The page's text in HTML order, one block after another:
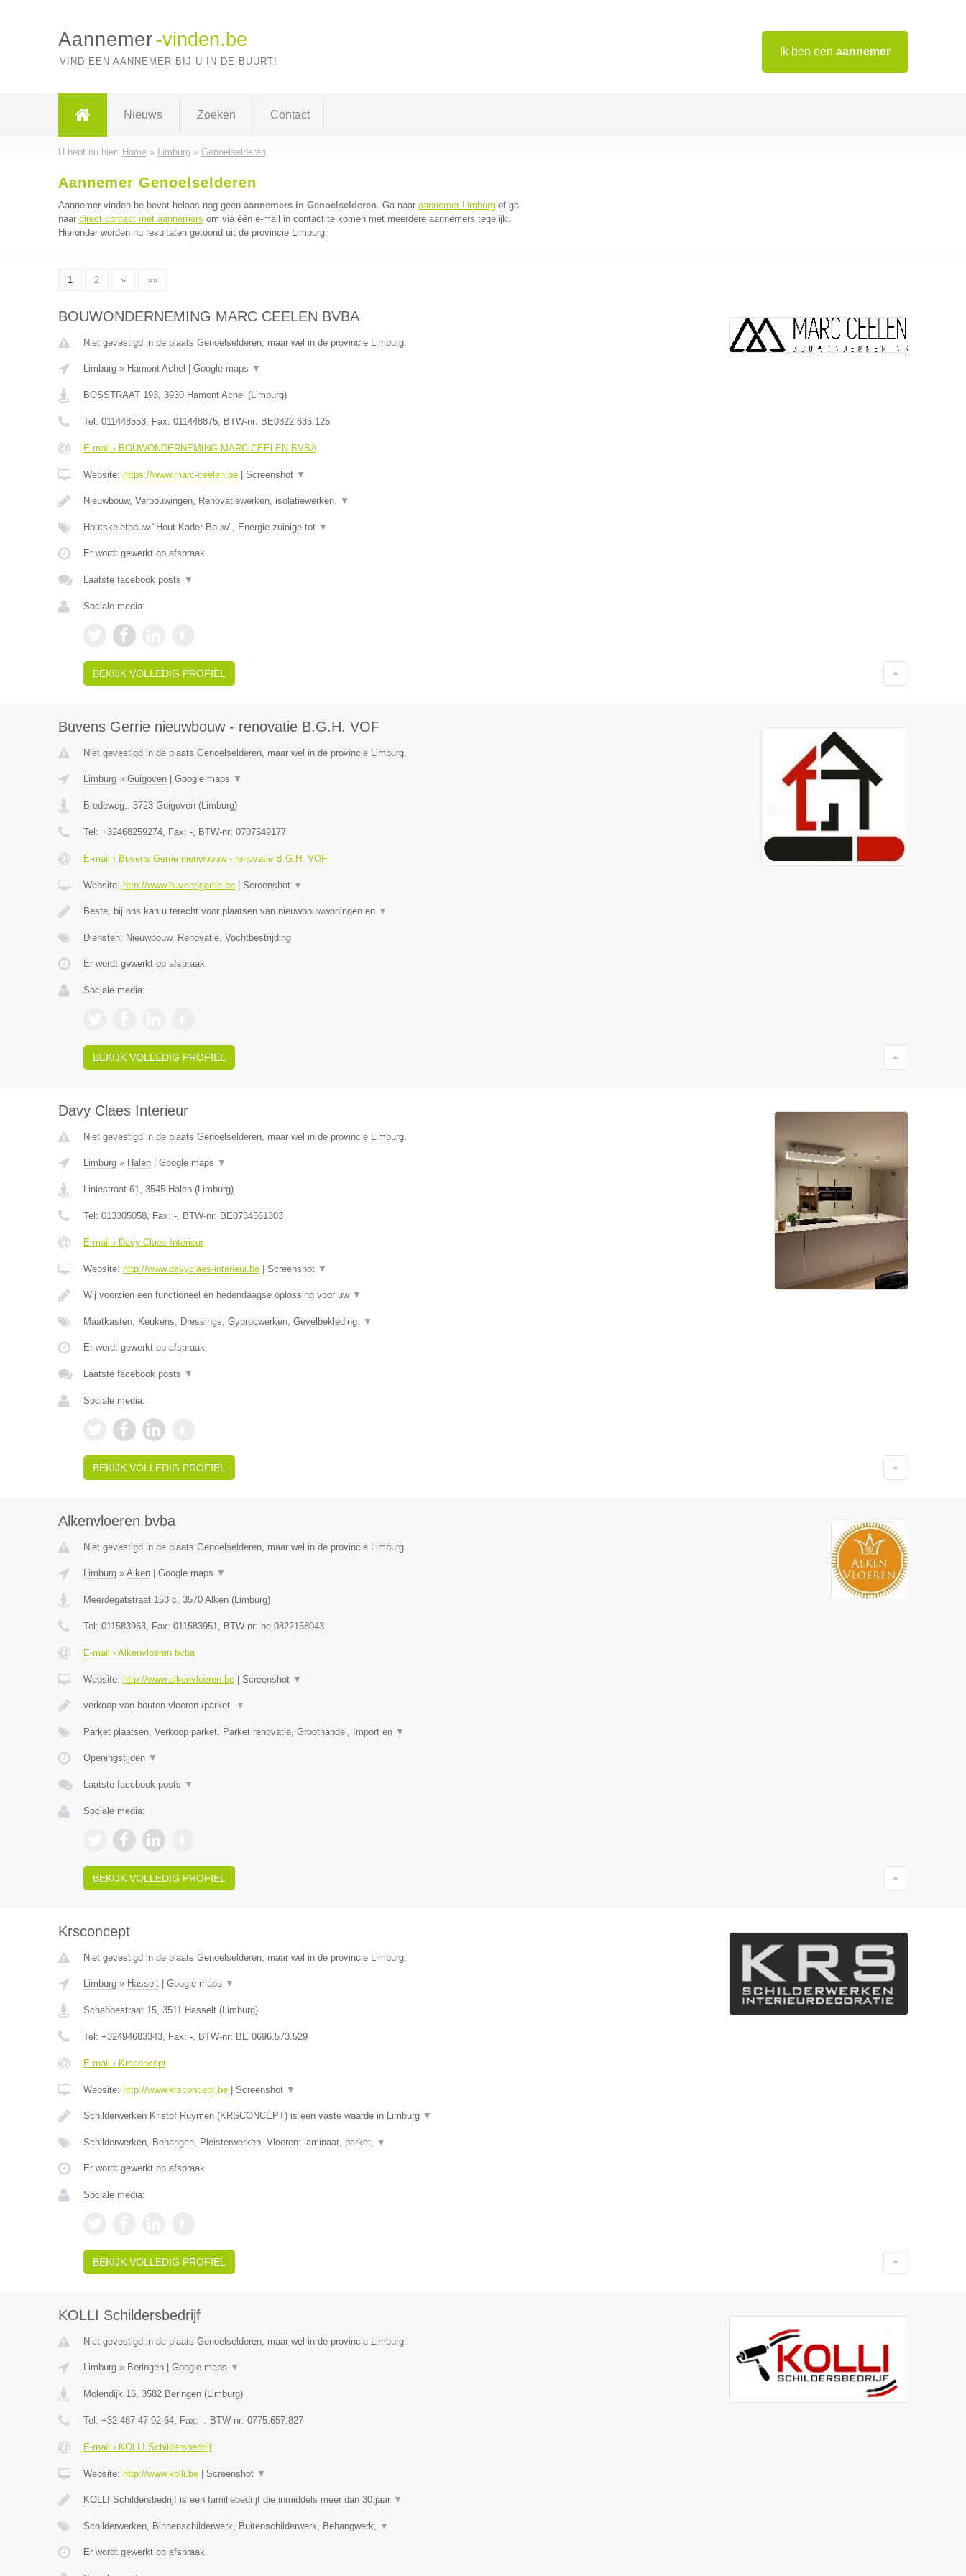
Ik ben een aannemer
Aannemer -vinden.be
VIND EEN AANNEMER BIJ U IN DE BUURT!
Nieuws Zoeken Contact
U bent nu hier: Home» Limburg» Genoelselderen
Aannemer Genoelselderen
Aannemer-vinden.be bevat helaas nog geen aannemers in Genoelselderen. Ga naar aannemer Limburgof ga
naar direct contact met aannemers om via één e-mail in contact te komen met meerdere aannemers tegelijk.
Hieronder worden nu resultaten getoond uit de provincie Limburg.
1 2 » »»
BOUWONDERNEMING MARC CEELEN BVBA
Niet gevestigd in de plaats Genoelselderen, maar wel in de provincie Limburg.
Limburg» Hamont Achel Google maps ▼
BOSSTRAAT 193, 3930 Hamont Achel (Limburg)
Tel: 011448553, Fax: 011448875, BTW-nr: BE0822.635.125
E-mail › BOUWONDERNEMING MARC CEELEN BVBA
Website: https://www.marc-ceelen.be| Screenshot ▼
Nieuwbouw, Verbouwingen, Renovatiewerken, isolatiewerken. ▼
Houtskeletbouw "Hout Kader Bouw", Energie zuinige tot ▼
Er wordt gewerkt op afspraak.
Laatste facebook posts ▼
Sociale media:
BEKIJK VOLLEDIG PROFIEL
Buvens Gerrie nieuwbouw - renovatie B.G.H. VOF
Niet gevestigd in de plaats Genoelselderen, maar wel in de provincie Limburg.
Limburg» Guigoven| Google maps ▼
Bredeweg,, 3723 Guigoven(Limburg)
Tel: +32468259274, Fax: -, BTW-nr: 0707549177
E-mail › Buvens Gerrie nieuwbouw - renovatie B.G.H. VOF
Website: http://www.buvensgerrie.be| Screenshot ▼
Beste, bij ons kan u terecht voor plaatsen van nieuwbouwwoningen en ▼
Diensten: Nieuwbouw, Renovatie, Vochtbestrijding
Er wordt gewerkt op afspraak.
Sociale media:
BEKIJK VOLLEDIG PROFIEL
Davy Claes Interieur
Niet gevestigd in de plaats Genoelselderen, maar wel in de provincie Limburg.
Limburg» Halen| Google maps ▼
Liniestraat 61, 3545 Halen(Limburg)
Tel: 013305058, Fax: -, BTW-nr: BE0734561303
E-mail › Davy Claes Interieur
Website: http://www.davyclaes-interieur.be| Screenshot ▼
Wij voorzien een functioneel en hedendaagse oplossing voor uw ▼
Maatkasten, Keukens, Dressings, Gyprocwerken, Gevelbekleding, ▼
Er wordt gewerkt op afspraak.
Laatste facebook posts ▼
Sociale media:
BEKIJK VOLLEDIG PROFIEL
Alkenvloeren bvba
Niet gevestigd in de plaats Genoelselderen, maar wel in de provincie Limburg.
Limburg» Alken| Google maps ▼
Meerdegatstraat 153 c, 3570 Alken(Limburg)
Tel: 011583963, Fax: 011583951, BTW-nr: be 0822158043
E-mail › Alkenvloeren bvba
Website: http://www.alkenvloeren.be| Screenshot ▼
verkoop van houten vloeren /parket. ▼
Parket plaatsen, Verkoop parket, Parket renovatie, Groothandel, Import en ▼
Openingstijden ▼
Laatste facebook posts ▼
Sociale media:
BEKIJK VOLLEDIG PROFIEL
Krsconcept
Niet gevestigd in de plaats Genoelselderen, maar wel in de provincie Limburg.
Limburg» Hasselt| Google maps ▼
Schabbestraat 15, 3511 Hasselt(Limburg)
Tel: +32494683343, Fax: -, BTW-nr: BE 0696.573.529
E-mail › Krsconcept
Website: http://www.krsconcept.be| Screenshot ▼
Schilderwerken Kristof Ruymen (KRSCONCEPT) is een vaste waarde in Limburg ▼
Schilderwerken, Behangen, Pleisterwerken, Vloeren: laminaat, parket, ▼
Er wordt gewerkt op afspraak.
Sociale media:
BEKIJK VOLLEDIG PROFIEL
KOLLI Schildersbedrijf
Niet gevestigd in de plaats Genoelselderen, maar wel in de provincie Limburg.
Limburg» Beringen| Google maps ▼
Molendijk 16, 3582 Beringen(Limburg)
Tel: +32 487 47 92 64, Fax: -, BTW-nr: 0775.657.827
E-mail › KOLLI Schildersbedrijf
Website: http://www.kolli.be| Screenshot ▼
KOLLI Schildersbedrijf is een familiebedrijf die inmiddels meer dan 30 jaar ▼
Schilderwerken, Binnenschilderwerk, Buitenschilderwerk, Behangwerk, ▼
Er wordt gewerkt op afspraak.